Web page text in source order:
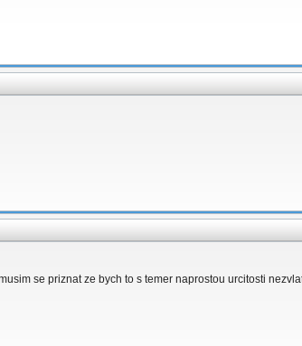
se priznat ze bych to s temer naprostou urcitosti